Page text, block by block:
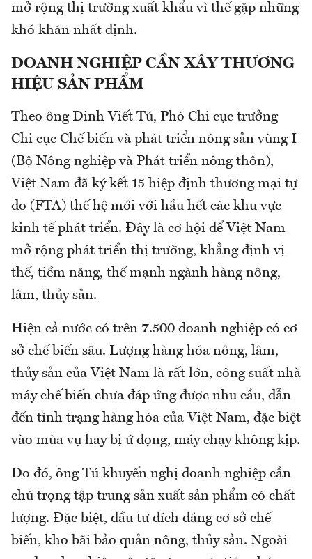
mở rộng thị trường xuất khẩu vì thế gặp những
khó khăn nhất định.
DOANH NGHIỆP CẦN XÂY THƯƠNG
HIỆU SẢN PHẨM
Theo ông Đinh Viết Tú, Phó Chi cục trưởng
Chi cục Chế biến và phát triển nông sản vùng I
(Bộ Nông nghiệp và Phát triển nông thôn),
Việt Nam đã ký kết 15 hiệp định thương mại tự
do (FTA) thế hệ mới với hầu hết các khu vực
kinh tế phát triển. Đây là cơ hội để Việt Nam
mở rộng phát triển thị trường, khẳng định vị
thế, tiềm năng, thế mạnh ngành hàng nông,
lâm, thủy sản.
Hiện cả nước có trên 7.500 doanh nghiệp có cơ
sở chế biến sâu. Lượng hàng hóa nông, lâm,
thủy sản của Việt Nam là rất lớn, công suất nhà
máy chế biến chưa đáp ứng được nhu cầu, dẫn
đến tình trạng hàng hóa của Việt Nam, đặc biệt
vào mùa vụ hay bị ứ đọng, máy chạy không kịp.
Do đó, ông Tú khuyến nghị doanh nghiệp cần
chú trọng tập trung sản xuất sản phẩm có chất
lượng. Đặc biệt, đầu tư đích đáng cơ sở chế
biến, kho bãi bảo quản nông, thủy sản. Ngoài